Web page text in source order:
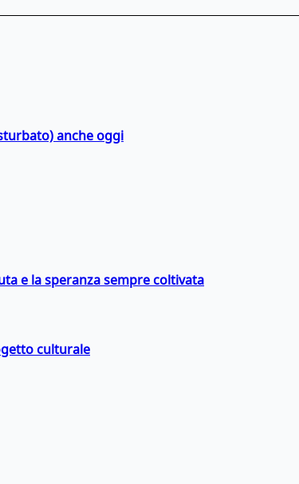
anche oggi
e la speranza sempre coltivata
culturale